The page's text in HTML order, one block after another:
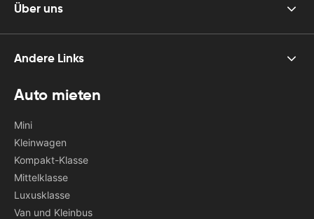
Über uns
Andere Links
Auto mieten
Mini
Kleinwagen
Kompakt-Klasse
Mittelklasse
Luxusklasse
Van und Kleinbus